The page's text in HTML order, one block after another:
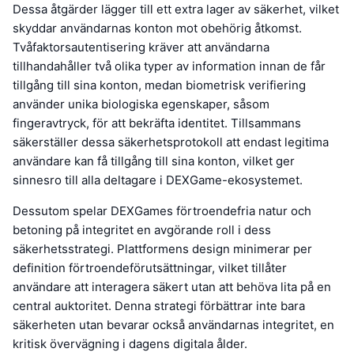
Dessa åtgärder lägger till ett extra lager av säkerhet, vilket
skyddar användarnas konton mot obehörig åtkomst.
Tvåfaktorsautentisering kräver att användarna
tillhandahåller två olika typer av information innan de får
tillgång till sina konton, medan biometrisk verifiering
använder unika biologiska egenskaper, såsom
fingeravtryck, för att bekräfta identitet. Tillsammans
säkerställer dessa säkerhetsprotokoll att endast legitima
användare kan få tillgång till sina konton, vilket ger
sinnesro till alla deltagare i DEXGame-ekosystemet.
Dessutom spelar DEXGames förtroendefria natur och
betoning på integritet en avgörande roll i dess
säkerhetsstrategi. Plattformens design minimerar per
definition förtroendeförutsättningar, vilket tillåter
användare att interagera säkert utan att behöva lita på en
central auktoritet. Denna strategi förbättrar inte bara
säkerheten utan bevarar också användarnas integritet, en
kritisk övervägning i dagens digitala ålder.